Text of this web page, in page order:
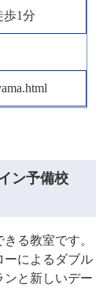
歩1分
ン予備校
る教室です。
ーによるダブル
ンと新しいデー